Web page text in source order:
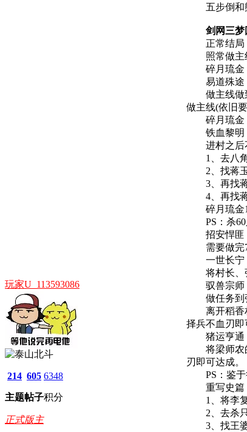
玩家U_113593086
214
主题
605
帖子
6348
积分
正式版主
五步倒和
剑网三梦
正常结局
照常做主线
碎月琉金
易道殊途
做主线做到
做主线(依旧
碎月琉金
铁血黎明
进村之后不
1、去八角
2、找蒋玉
3、再找蒋
4、再找蒋
碎月琉金
PS：杀60
招安悍匪
需要做完7
一世长宁
将村长、张
驭兽宗师
做任务到张
离开稻香村
择兵不血刃即
猪运亨通
将梁师农的
刃即可达成。
PS：鉴于很
重写史篇
1、将李复
2、去杀只
3、找王婆